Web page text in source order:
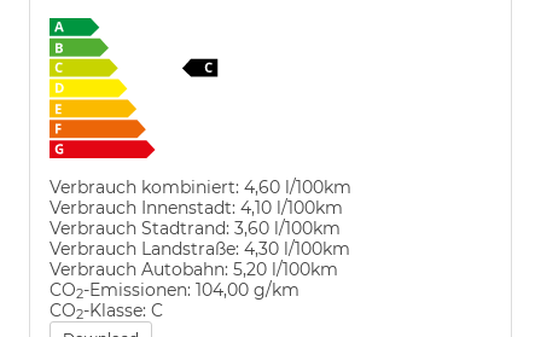
Verbrauch kombiniert: 4,60 l/100km
Verbrauch Innenstadt: 4,10 l/100km
Verbrauch Stadtrand: 3,60 l/100km
Verbrauch Landstraße: 4,30 l/100km
Verbrauch Autobahn: 5,20 l/100km
CO2-Emissionen: 104,00 g/km
CO2-Klasse: C